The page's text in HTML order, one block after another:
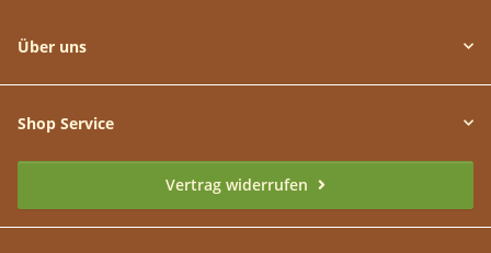
Über uns
Shop Service
Vertrag widerrufen